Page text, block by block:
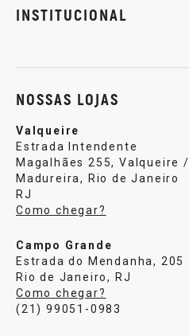
INSTITUCIONAL
NOSSAS LOJAS
Valqueire
Estrada Intendente
Magalhães 255, Valqueire /
Madureira, Rio de Janeiro
RJ
Como chegar?
Campo Grande
Estrada do Mendanha, 205
Rio de Janeiro, RJ
Como chegar?
(21) 99051-0983